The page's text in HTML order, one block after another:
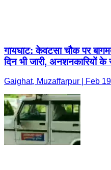
गायघाट: केवटसा चौक पर
दिन भी जारी, अनशनकारियों के
Gaighat, Muzaffarpur | Feb